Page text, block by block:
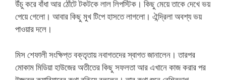
উঁচু করে বাঁধা আর ঠোঁটে টকটকে লাল লিপস্টিক। কিছু মেয়ে তাকে দেখে ভয়
পেয়ে গেলো। আবার কিছু মুখ টিপে হাসতে লাগলো। ঐন্দ্রিলা অবশ্য ভয়
পাওয়ার দলে।
মিস শেফালী সংক্ষিপ্ত বক্তৃতায় নবাগতদের স্বাগত জানালেন। তারপর
মোকাম মিডিয়া হাউজের অতীতের কিছু সফলতা আর এখানে কাজ করার পর